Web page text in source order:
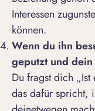
Interessen
können.
Wenn du ihn
geputzt und
Du fragst dich „
das dafür spricht,